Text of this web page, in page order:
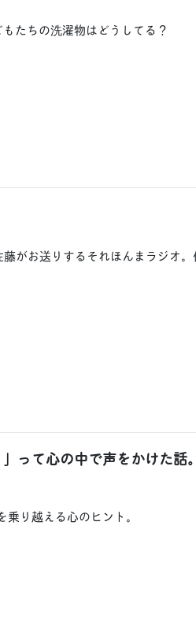
たちの洗濯物はどうしてる？
がお送りするそれほんまラジオ
って心の中で声をかけた話
り越える心のヒント。